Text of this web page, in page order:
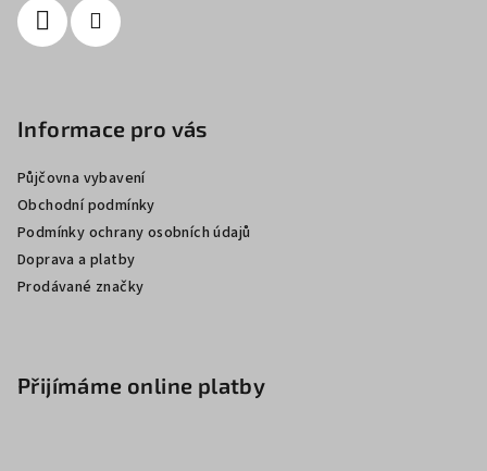
Informace pro vás
Půjčovna vybavení
Obchodní podmínky
Podmínky ochrany osobních údajů
Doprava a platby
Prodávané značky
Přijímáme online platby